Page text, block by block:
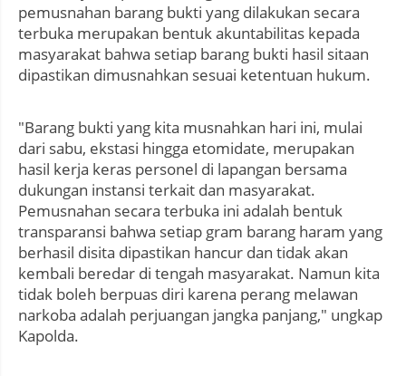
pemusnahan barang bukti yang dilakukan secara
terbuka merupakan bentuk akuntabilitas kepada
masyarakat bahwa setiap barang bukti hasil sitaan
dipastikan dimusnahkan sesuai ketentuan hukum.
"Barang bukti yang kita musnahkan hari ini, mulai
dari sabu, ekstasi hingga etomidate, merupakan
hasil kerja keras personel di lapangan bersama
dukungan instansi terkait dan masyarakat.
Pemusnahan secara terbuka ini adalah bentuk
transparansi bahwa setiap gram barang haram yang
berhasil disita dipastikan hancur dan tidak akan
kembali beredar di tengah masyarakat. Namun kita
tidak boleh berpuas diri karena perang melawan
narkoba adalah perjuangan jangka panjang," ungkap
Kapolda.